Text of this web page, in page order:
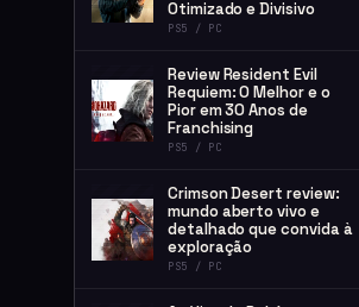
Otimizado e Divisivo
PS5 / PC
Review Resident Evil
Requiem: O Melhor e o
Pior em 30 Anos de
Franchising
PS5 / PC
Crimson Desert review:
mundo aberto vivo e
detalhado que convida à
exploração
PS5 / PC